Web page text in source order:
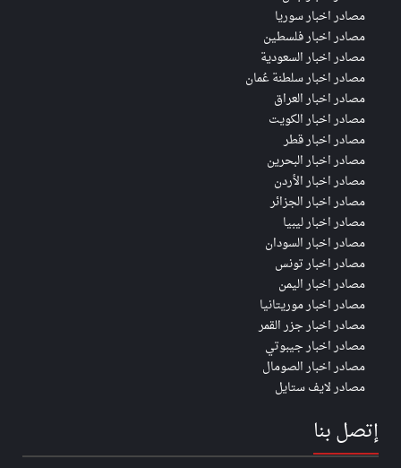
مصادر اخبار سوريا
مصادر اخبار فلسطين
مصادر اخبار السعودية
مصادر اخبار سلطنة عُمان
مصادر اخبار العراق
مصادر اخبار الكويت
مصادر اخبار قطر
مصادر اخبار البحرين
مصادر اخبار الأردن
مصادر اخبار الجزائر
مصادر اخبار ليبيا
مصادر اخبار السودان
مصادر اخبار تونس
مصادر اخبار اليمن
مصادر اخبار موريتانيا
مصادر اخبار جزر القمر
مصادر اخبار جيبوتي
مصادر اخبار الصومال
مصادر لايف ستايل
إتصل بنا